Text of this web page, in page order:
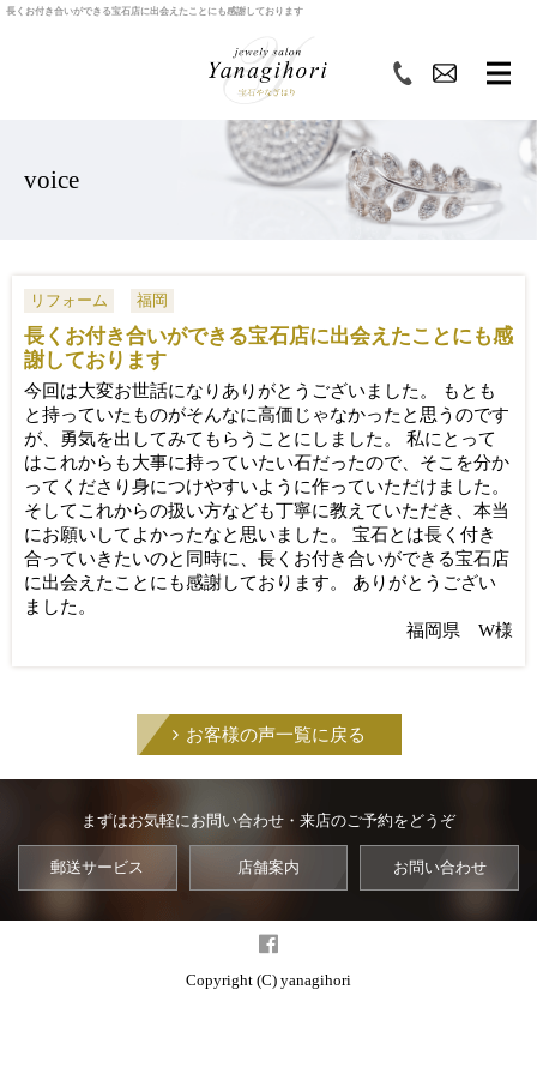
長くお付き合いができる宝石店に出会えたことにも感謝しております
voice
リフォーム 福岡
長くお付き合いができる宝石店に出会えたことにも感
謝しております
今回は大変お世話になりありがとうございました。 もとも
と持っていたものがそんなに高価じゃなかったと思うのです
が、勇気を出してみてもらうことにしました。 私にとって
はこれからも大事に持っていたい石だったので、そこを分か
ってくださり身につけやすいように作っていただけました。
そしてこれからの扱い方なども丁寧に教えていただき、本当
にお願いしてよかったなと思いました。 宝石とは長く付き
合っていきたいのと同時に、長くお付き合いができる宝石店
に出会えたことにも感謝しております。 ありがとうござい
ました。
福岡県 W様
お客様の声一覧に戻る
まずはお気軽にお問い合わせ・来店のご予約をどうぞ
郵送サービス 店舗案内 お問い合わせ
Copyright (C) yanagihori